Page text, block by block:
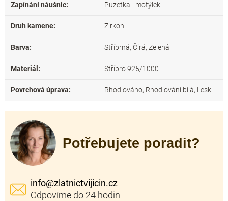
Zapínání náušnic: Puzetka - motýlek
Druh kamene: Zirkon
Barva: Stříbrná, Čirá, Zelená
Materiál : Stříbro 925/1000
Povrchová úprava: Rhodiováno, Rhodiování bílá, Lesk
Potřebujete poradit?
info@zlatnictvijicin.cz